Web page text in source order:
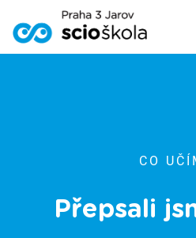
// Required for the URL
CO
Přepsali